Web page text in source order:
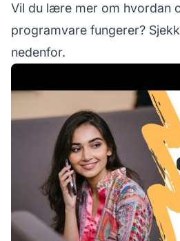
Vil du lære mer om hvordan
programvare fungerer?
nedenfor.